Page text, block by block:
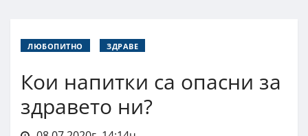
ЛЮБОПИТНО ЗДРАВЕ
Кои напитки са опасни за
здравето ни?